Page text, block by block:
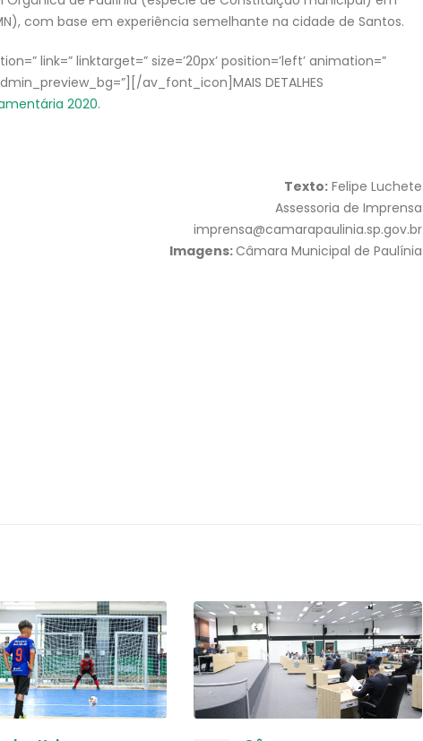
com base em experiência semelhante na cidade de Santos.
link=” linktarget=” size=’20px’ position=’left’ animation=”
av_font_icon]MAIS DETALHES
2020.
Texto: Felipe Luchete
Assessoria de Imprensa
imprensa@camarapaulinia.sp.gov.br
Imagens:Câmara Municipal de Paulínia